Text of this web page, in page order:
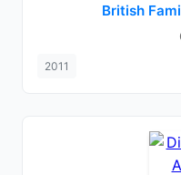
British
2011